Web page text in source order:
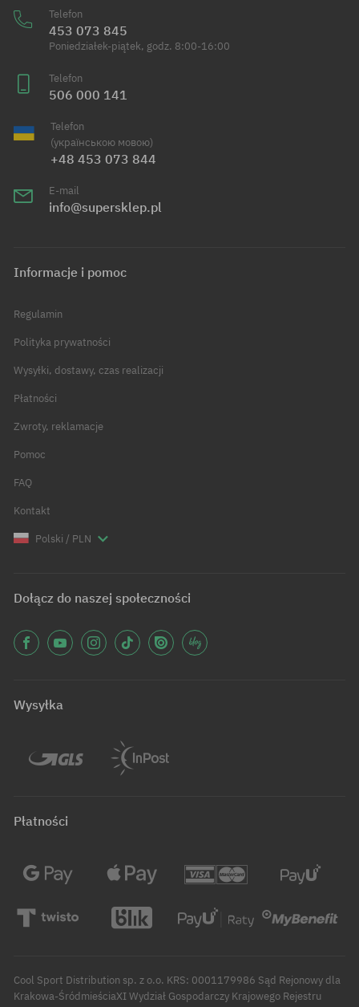
Telefon
453 073 845
Poniedziałek-piątek, godz. 8:00-16:00
Telefon
506 000 141
Telefon
(українською мовою)
+48 453 073 844
E-mail
info@supersklep.pl
Informacje i pomoc
Regulamin
Polityka prywatności
Wysyłki, dostawy, czas realizacji
Płatności
Zwroty, reklamacje
Pomoc
FAQ
Kontakt
Polski / PLN
Dołącz do naszej społeczności
Wysyłka
Płatności
Cool Sport Distribution sp. z o.o. KRS: 0001179986 Sąd Rejonowy dla
Krakowa-ŚródmieściaXI Wydział Gospodarczy Krajowego Rejestru